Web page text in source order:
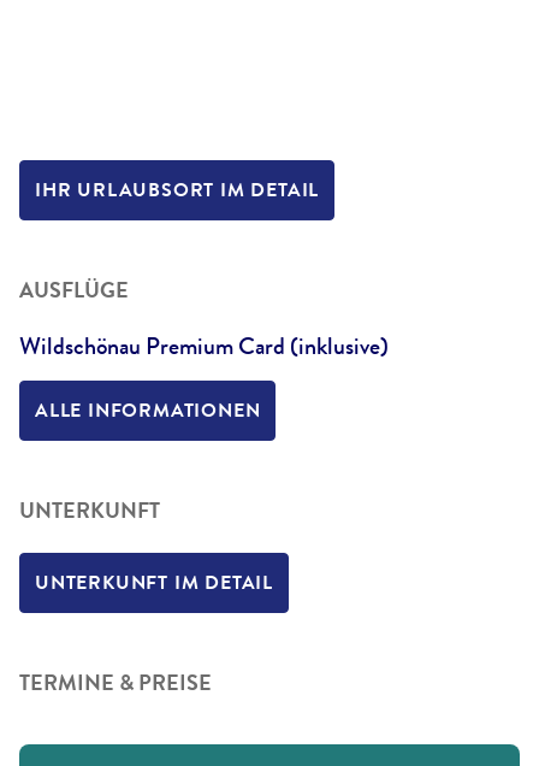
IHR URLAUBSORT IM DETAIL
AUSFLÜGE
Wildschönau Premium Card (inklusive)
ALLE INFORMATIONEN
UNTERKUNFT
UNTERKUNFT IM DETAIL
TERMINE & PREISE